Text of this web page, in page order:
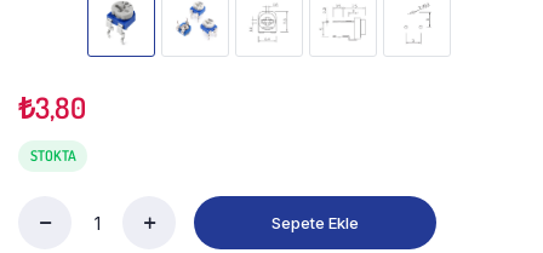
₺3,80
STOKTA
Sepete Ekle